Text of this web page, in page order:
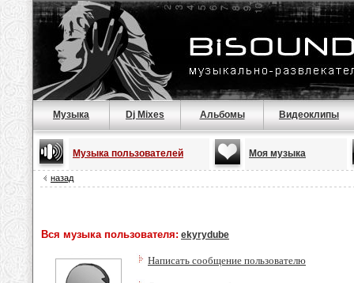
Музыка Dj Mixes Альбомы Видеоклипы
Музыка пользователей Моя музыка
назад
Вся музыка пользователя: ekyrydube
Написать сообщение пользователю